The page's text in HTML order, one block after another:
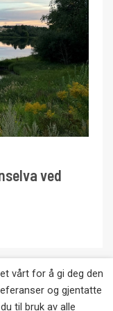
ved
Roy’s
bilder og
vårt for å gi deg den
og gjentatte
til bruk av alle